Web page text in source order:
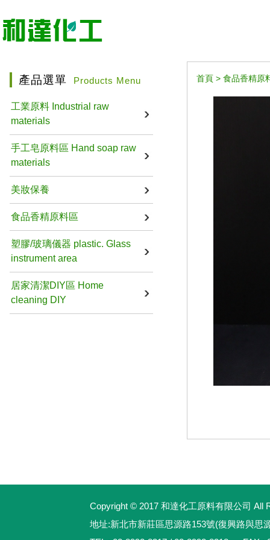
產品選單 Products Menu
工業原料 Industrial raw
materials
手工皂原料區 Hand soap raw
materials
美妝保養
食品香精原料區
塑膠/玻璃儀器 plastic. Glass
instrument area
居家清潔DIY區 Home
cleaning DIY
首頁 > 食品香精原
Copyright © 2017 和達化工原料有限公司 All
地址:新北市新莊區思源路153號(復興路與思